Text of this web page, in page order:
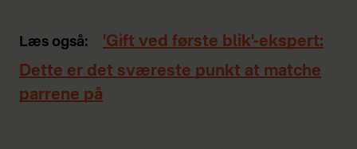
Læs også:
'Gift ved første blik'-ekspert:
Dette er det sværeste punkt at matche
parrene på